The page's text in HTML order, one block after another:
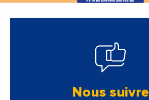
Nous suivre